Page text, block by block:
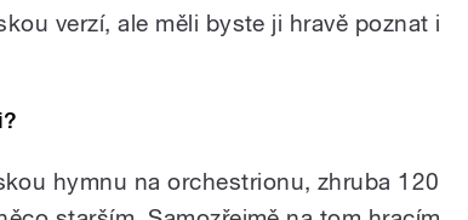
verzí, ale měli byste ji hravě poznat i
hymnu na orchestrionu, zhruba 120